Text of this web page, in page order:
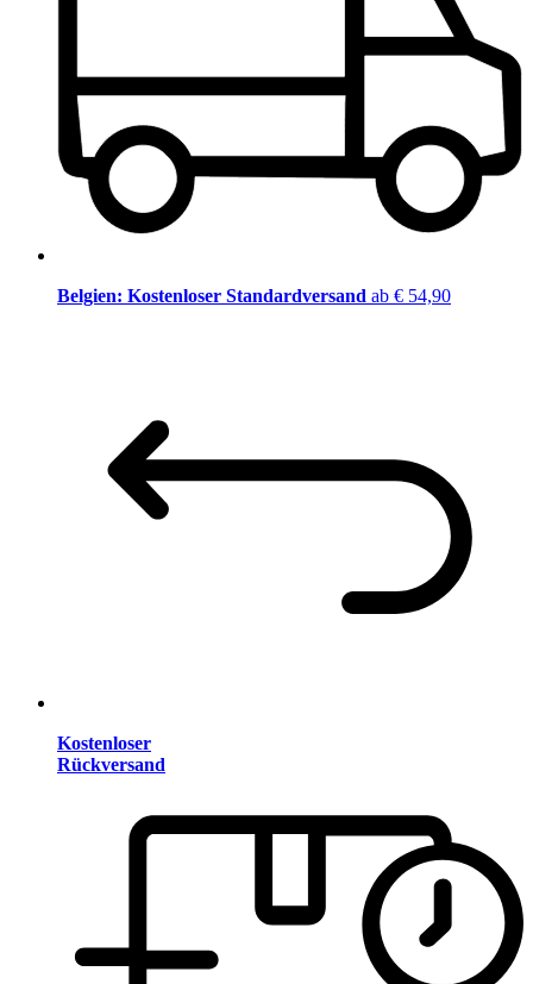
Belgien: Kostenloser Standardversand ab € 54,90
Kostenloser
Rückversand